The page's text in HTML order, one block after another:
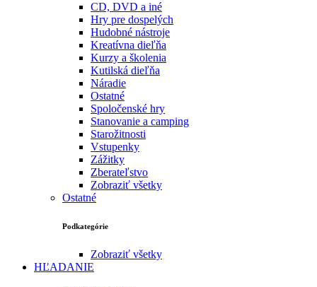
CD, DVD a iné
Hry pre dospelých
Hudobné nástroje
Kreatívna dieľňa
Kurzy a školenia
Kutilská dieľňa
Náradie
Ostatné
Spoločenské hry
Stanovanie a camping
Starožitnosti
Vstupenky
Zážitky
Zberateľstvo
Zobraziť všetky
Ostatné
Podkategórie
Zobraziť všetky
HĽADANIE